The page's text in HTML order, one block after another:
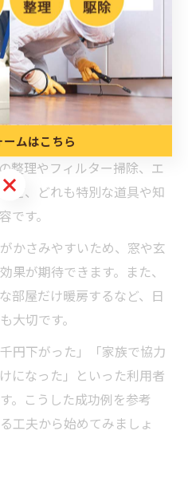
を提案しています。
の工夫
る節電法が知りたい」とい
す。便利屋では、家の中で
を具体的にアドバイスして
整理やフィルター掃除、エ
ど、どれも特別な道具や知
です。
かさみやすいため、窓や玄
果が期待できます。また、
部屋だけ暖房するなど、日
大切です。
円下がった」「家族で協力
になった」といった利用者
。こうした成功例を参考
工夫から始めてみましょ
ームはこちら
ームはこちら